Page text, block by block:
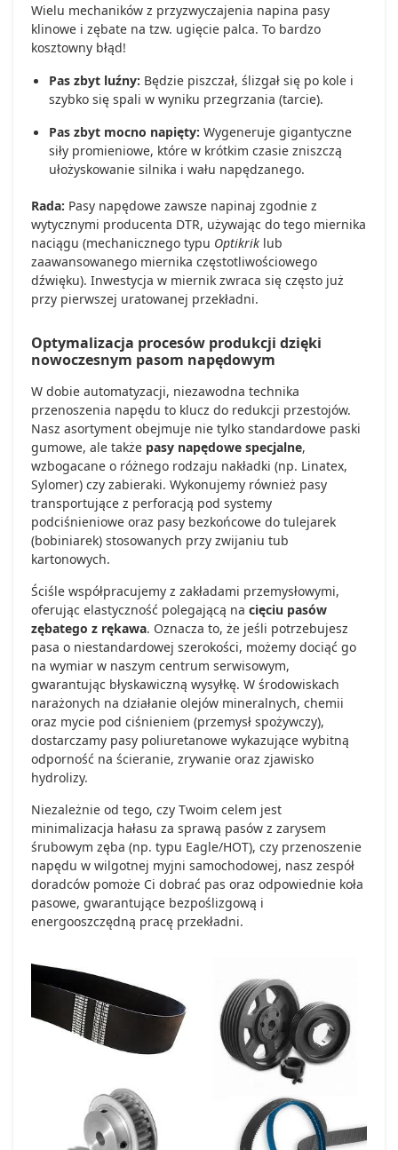
Wielu mechaników z przyzwyczajenia napina pasy
klinowe i zębate na tzw. ugięcie palca. To bardzo
kosztowny błąd!
Pas zbyt luźny: Będzie piszczał, ślizgał się po kole i
szybko się spali w wyniku przegrzania (tarcie).
Pas zbyt mocno napięty: Wygeneruje gigantyczne
siły promieniowe, które w krótkim czasie zniszczą
ułożyskowanie silnika i wału napędzanego.
Rada: Pasy napędowe zawsze napinaj zgodnie z
wytycznymi producenta DTR, używając do tego miernika
naciągu (mechanicznego typu Optikrik lub
zaawansowanego miernika częstotliwościowego
dźwięku). Inwestycja w miernik zwraca się często już
przy pierwszej uratowanej przekładni.
Optymalizacja procesów produkcji dzięki
nowoczesnym pasom napędowym
W dobie automatyzacji, niezawodna technika
przenoszenia napędu to klucz do redukcji przestojów.
Nasz asortyment obejmuje nie tylko standardowe paski
gumowe, ale także pasy napędowe specjalne,
wzbogacane o różnego rodzaju nakładki (np. Linatex,
Sylomer) czy zabieraki. Wykonujemy również pasy
transportujące z perforacją pod systemy
podciśnieniowe oraz pasy bezkońcowe do tulejarek
(bobiniarek) stosowanych przy zwijaniu tub
kartonowych.
Ściśle współpracujemy z zakładami przemysłowymi,
oferując elastyczność polegającą na cięciu pasów
zębatego z rękawa. Oznacza to, że jeśli potrzebujesz
pasa o niestandardowej szerokości, możemy dociąć go
na wymiar w naszym centrum serwisowym,
gwarantując błyskawiczną wysyłkę. W środowiskach
narażonych na działanie olejów mineralnych, chemii
oraz mycie pod ciśnieniem (przemysł spożywczy),
dostarczamy pasy poliuretanowe wykazujące wybitną
odporność na ścieranie, zrywanie oraz zjawisko
hydrolizy.
Niezależnie od tego, czy Twoim celem jest
minimalizacja hałasu za sprawą pasów z zarysem
śrubowym zęba (np. typu Eagle/HOT), czy przenoszenie
napędu w wilgotnej myjni samochodowej, nasz zespół
doradców pomoże Ci dobrać pas oraz odpowiednie koła
pasowe, gwarantujące bezpoślizgową i
energooszczędną pracę przekładni.